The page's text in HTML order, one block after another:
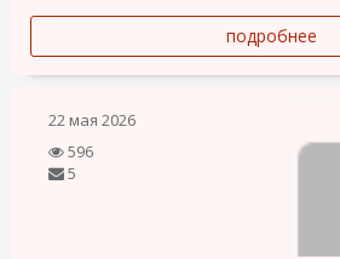
подробнее
22 мая 2026
596
5